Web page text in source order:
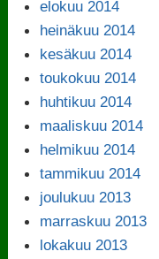
elokuu 2014
heinäkuu 2014
kesäkuu 2014
toukokuu 2014
huhtikuu 2014
maaliskuu 2014
helmikuu 2014
tammikuu 2014
joulukuu 2013
marraskuu 2013
lokakuu 2013